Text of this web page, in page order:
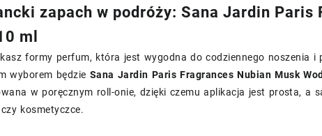
zapach w podróży: Sana Jardin
ml
formy perfum, która jest wygodna do codziennego noszenia i
wyborem będzie Sana Jardin Paris Fragrances Nubian Musk
w poręcznym roll-onie, dzięki czemu aplikacja jest prosta, a
kosmetyczce.